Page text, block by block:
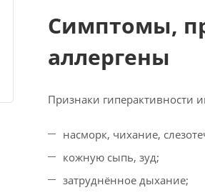
Симптомы,
аллергены
Признаки гиперактивности
насморк, чихание,
кожную сыпь, зуд;
затруднённое дыхание;